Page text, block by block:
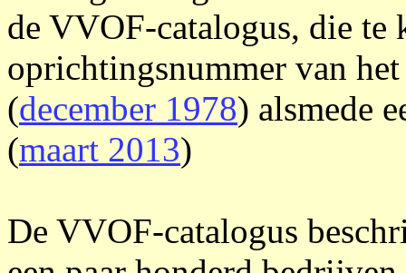
de VVOF-catalogus, die
oprichtingsnummer van
(december 1978) alsmede
(maart 2013)
De VVOF-catalogus